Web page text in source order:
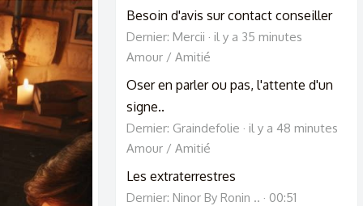
Besoin d'avis sur contact conseiller
Dernier: Mercii
il y a 35 minutes
Amour / Amitié
Oser en parler ou pas, l'attente d'un
signe..
Dernier: Graindefolie
il y a 48 minutes
Amour / Amitié
Les extraterrestres
Dernier: Ninor By Ronin ..
00:51